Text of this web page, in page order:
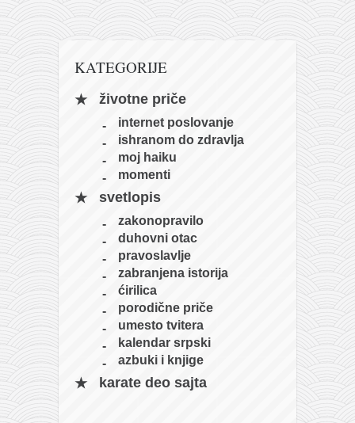
bubishi
karate
kushanku
temashiwari
timbei rochin
tsunami dojo
KATEGORIJE
životne priče
internet poslovanje
ishranom do zdravlja
moj haiku
momenti
svetlopis
zakonopravilo
duhovni otac
pravoslavlje
zabranjena istorija
ćirilica
porodične priče
umesto tvitera
kalendar srpski
azbuki i knjige
karate deo sajta